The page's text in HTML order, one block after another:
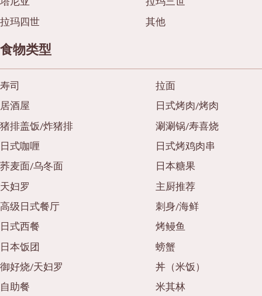
拉玛四世
其他
食物类型
寿司
拉面
居酒屋
日式烤肉/烤肉
猪排盖饭/炸猪排
涮涮锅/寿喜烧
日式咖喱
日式烤鸡肉串
荞麦面/乌冬面
日本糖果
天妇罗
主厨推荐
高级日式餐厅
刺身/海鲜
日式西餐
烤鳗鱼
日本饭团
螃蟹
御好烧/天妇罗
丼（米饭）
自助餐
米其林